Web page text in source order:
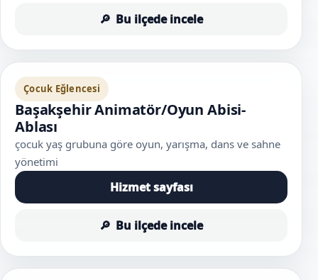
Bu ilçede incele
Çocuk Eğlencesi
Başakşehir Animatör/Oyun Abisi-
Ablası
çocuk yaş grubuna göre oyun, yarışma, dans ve sahne
yönetimi
Hizmet sayfası
Bu ilçede incele